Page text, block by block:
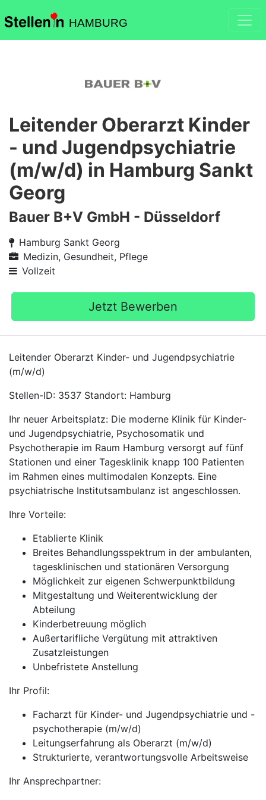
HAMBURG
Leitender Oberarzt Kinder
- und Jugendpsychiatrie
(m/w/d) in Hamburg Sankt
Georg
Bauer B+V GmbH - Düsseldorf
Hamburg Sankt Georg
Medizin, Gesundheit, Pflege
Vollzeit
Jetzt Bewerben
Leitender Oberarzt Kinder- und Jugendpsychiatrie
(m/w/d)
Stellen-ID: 3537 Standort: Hamburg
Ihr neuer Arbeitsplatz: Die moderne Klinik für Kinder-
und Jugendpsychiatrie, Psychosomatik und
Psychotherapie im Raum Hamburg versorgt auf fünf
Stationen und einer Tagesklinik knapp 100 Patienten
im Rahmen eines multimodalen Konzepts. Eine
psychiatrische Institutsambulanz ist angeschlossen.
Ihre Vorteile:
Etablierte Klinik
Breites Behandlungsspektrum in der ambulanten,
tagesklinischen und stationären Versorgung
Möglichkeit zur eigenen Schwerpunktbildung
Mitgestaltung und Weiterentwicklung der
Abteilung
Kinderbetreuung möglich
Außertarifliche Vergütung mit attraktiven
Zusatzleistungen
Unbefristete Anstellung
Ihr Profil:
Facharzt für Kinder- und Jugendpsychiatrie und -
psychotherapie (m/w/d)
Leitungserfahrung als Oberarzt (m/w/d)
Strukturierte, verantwortungsvolle Arbeitsweise
Ihr Ansprechpartner: